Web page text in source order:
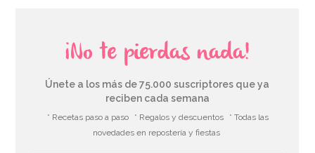
¡No te pierdas nada!
Únete a los más de 75.000 suscriptores que ya
reciben cada semana
* Recetas paso a paso * Regalos y descuentos
* Todas las
novedades en repostería y fiestas